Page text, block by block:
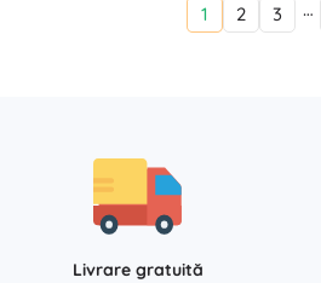
1
2 3 …
Livrare gratuită